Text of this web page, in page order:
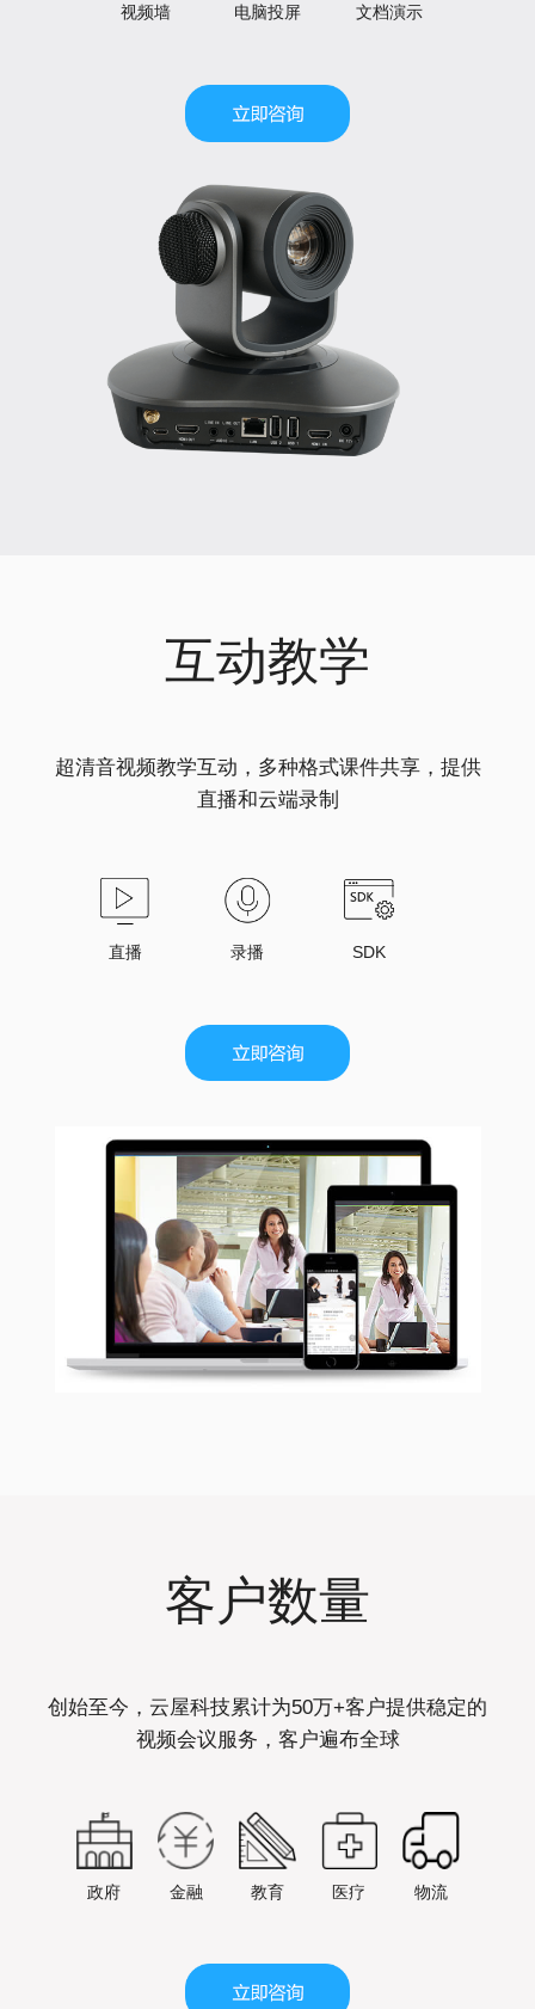
视频墙 电脑投屏 文档演示
互动教学
超清音视频教学互动，多种格式课件共享，提供
直播和云端录制
直播 录播 SDK
客户数量
创始至今，云屋科技累计为50万+客户提供稳定的
视频会议服务，客户遍布全球
政府 金融 教育 医疗 物流